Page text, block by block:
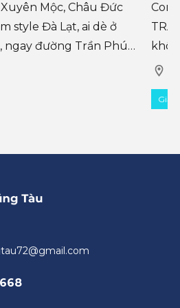
Mộc, Châu Đức
style Đà Lạt, ai dè ở
đường Trần Phú
toanh, view biển trực
với:
Giải